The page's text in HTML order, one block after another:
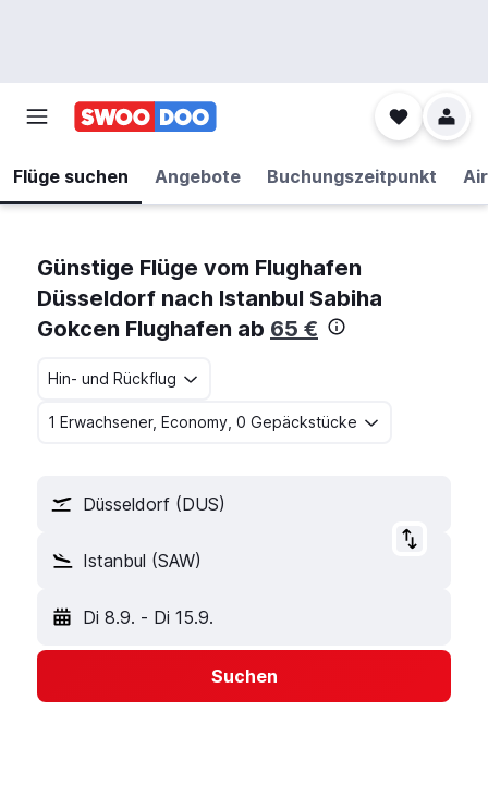
Flüge suchen Angebote Buchungszeitpunkt
Günstige Flüge vom Flughafen
Düsseldorf nach Istanbul Sabiha
Gokcen Flughafen ab 65 €
Hin- und Rückflug
1 Erwachsener, Economy, 0 Gepäckstücke
Düsseldorf (DUS)
Istanbul (SAW)
Di 8.9. - Di 15.9.
Suchen